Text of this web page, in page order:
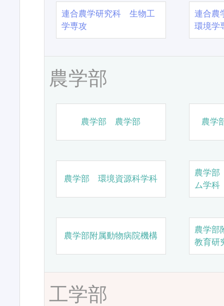
連合農学研究科 生物工
学専攻
連合農
環境学
農学部
農学部 農学部 農学
農学部 環境資源科学科
農学
ム学科
農学部附属動物病院機構
農学部
教育研
工学部